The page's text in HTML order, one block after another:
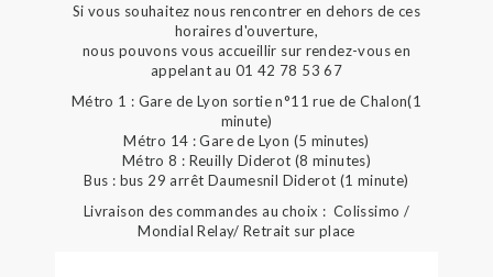
Si vous souhaitez nous rencontrer en dehors de ces
horaires d'ouverture,
nous pouvons vous accueillir sur rendez-vous en
appelant au 01 42 78 53 67
Métro 1 : Gare de Lyon sortie n°11 rue de Chalon(1
minute)
Métro 14 : Gare de Lyon (5 minutes)
Métro 8 : Reuilly Diderot (8 minutes)
Bus : bus 29 arrêt Daumesnil Diderot (1 minute)
Livraison des commandes au choix : Colissimo /
Mondial Relay/ Retrait sur place